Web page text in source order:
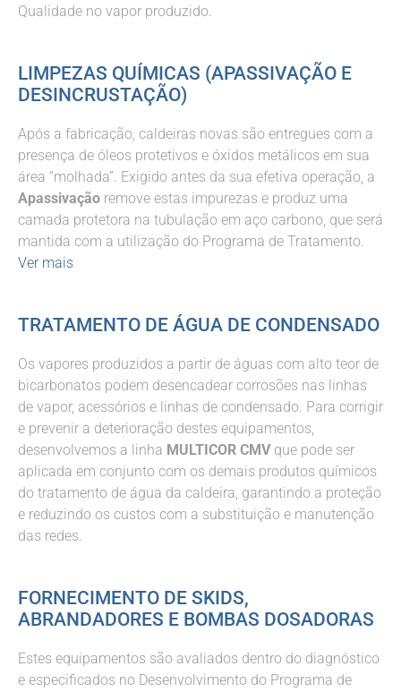
Qualidade no vapor produzido.
LIMPEZAS QUÍMICAS (APASSIVAÇÃO E
DESINCRUSTAÇÃO)
Após a fabricação, caldeiras novas são entregues com a
presença de óleos protetivos e óxidos metálicos em sua
área “molhada”. Exigido antes da sua efetiva operação, a
Apassivação remove estas impurezas e produz uma
camada protetora na tubulação em aço carbono, que será
mantida com a utilização do Programa de Tratamento.
Ver mais
TRATAMENTO DE ÁGUA DE CONDENSADO
Os vapores produzidos a partir de águas com alto teor de
bicarbonatos podem desencadear corrosões nas linhas
de vapor, acessórios e linhas de condensado. Para corrigir
e prevenir a deterioração destes equipamentos,
desenvolvemos a linha MULTICOR CMVque pode ser
aplicada em conjunto com os demais produtos químicos
do tratamento de água da caldeira, garantindo a proteção
e reduzindo os custos com a substituição e manutenção
das redes.
FORNECIMENTO DE SKIDS,
ABRANDADORES E BOMBAS DOSADORAS
Estes equipamentos são avaliados dentro do diagnóstico
e especificados no Desenvolvimento do Programa de